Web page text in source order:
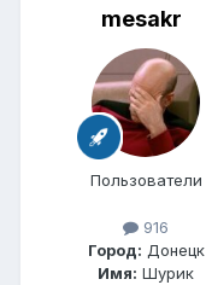
mesakr
Пользователи
916
Город: Донецк
Имя: Шурик